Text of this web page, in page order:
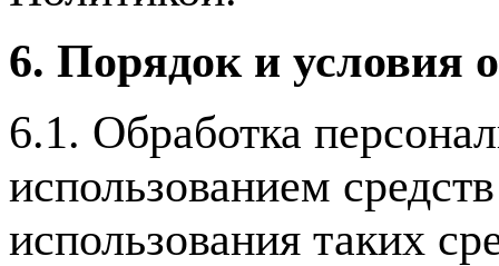
6. Порядок и условия
6.1. Обработка
использованием
использования таких